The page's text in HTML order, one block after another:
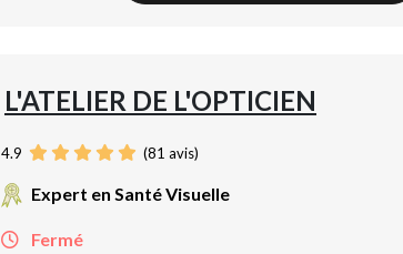
L'ATELIER DE L'OPTICIEN
4.9 (81 avis)
Expert en Santé Visuelle
Fermé